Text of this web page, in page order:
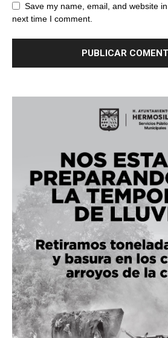
Save my name, email, and website
next time I comment.